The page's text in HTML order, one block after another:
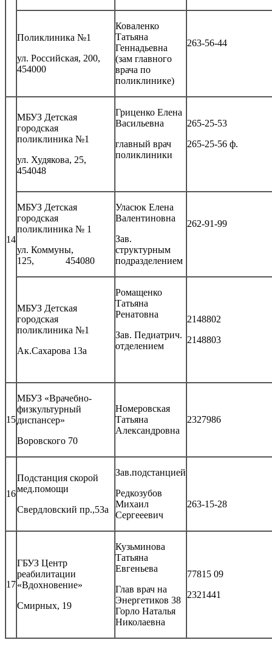
Поликлиника №1
ул. Российская, 200,
454000
Коваленко
Татьяна
Геннадьевна
(зам главного
врача по
поликлинике)
263-56-44
14
МБУЗ Детская
городская
поликлиника №1
ул. Худякова, 25,
454048
Гриценко Елена
Васильевна
главный врач
поликлиники
265-25-53
265-25-56 ф.
МБУЗ Детская
городская
поликлиника № 1
ул. Коммуны,
125, 454080
Уласюк Елена
Валентиновна
Зав.
структурным
подразделением
262-91-99
МБУЗ Детская
городская
поликлиника №1
Ак.Сахарова 13а
Ромащенко
Татьяна
Ренатовна
Зав. Педиатрич.
отделением
2148802
2148803
15
МБУЗ «Врачебно-
физкультурный
диспансер»
Воровского 70
Номеровская
Татьяна
Александровна
2327986
16
Подстанция скорой
мед.помощи
Свердловский пр.,53а
Зав.подстанцией
Редкозубов
Михаил
Сергееевич
263-15-28
17
ГБУЗ Центр
реабилитации
«Вдохновение»
Смирных, 19
Кузьминова
Татьяна
Евгеньева
Глав врач на
Энергетиков 38
Горло Наталья
Николаевна
77815 09
2321441